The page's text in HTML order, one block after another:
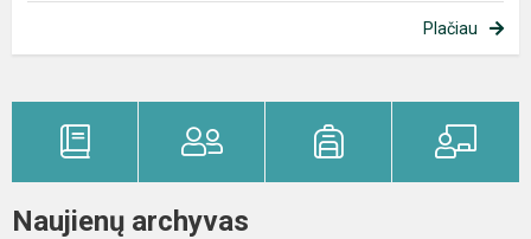
Plačiau
Naujienų archyvas